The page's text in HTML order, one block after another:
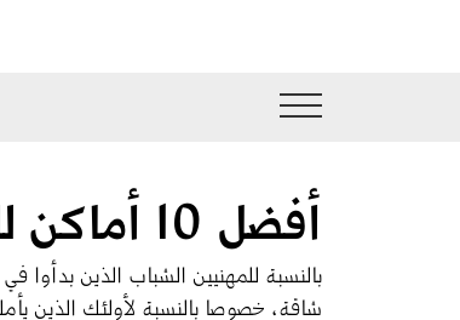
أفضل 10 أماكن للعيش فيها للمحترفين الشباب في أمريكا
بالنسبة للمهنيين الشباب الذين بدأوا
شاقة، خصوصا بالنسبة لأولئك الذين